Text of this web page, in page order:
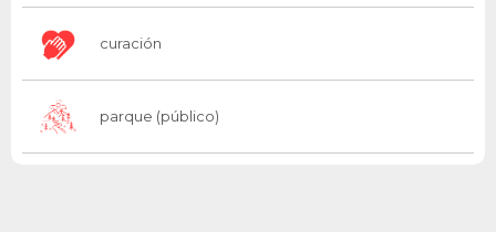
curación
parque (público)